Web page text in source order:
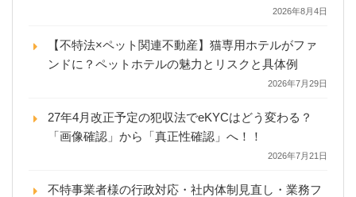
2026年8月4日
【不特法×ペット関連不動産】猫専用ホテルがファ
ンドに？ペットホテルの魅力とリスクと具体例
2026年7月29日
27年4月改正予定の犯収法でeKYCはどう変わる？
「画像確認」から「真正性確認」へ！！
2026年7月21日
不特事業者様の行政対応・社内体制見直し・業務フ